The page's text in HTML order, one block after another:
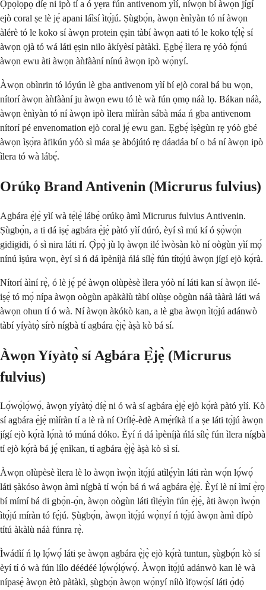
Ọ̀pọ̀lọpọ̀ díẹ̀ ni ipò tí a ó yẹra fún antivenom yìí, níwọ̀n bí àwọn jígí
ejò coral ṣe lè jẹ́ apani láìsí ìtọ́jú. Ṣùgbọ́n, àwọn ènìyàn tó ní àwọn
àlérè tó le koko sí àwọn protein ẹṣin tàbí àwọn aati tó le koko tẹ́lẹ̀ sí
àwọn ọjà tó wá láti ẹṣin nilo àkíyèsí pàtàkì. Ẹgbẹ́ ìlera rẹ yóò fọ́nú
àwọn ewu àti àwọn àǹfààní nínú àwọn ipò wọ̀nyí.
Àwọn obìnrin tó lóyún lè gba antivenom yìí bí ejò coral bá bu wọn,
nítorí àwọn àǹfààní ju àwọn ewu tó lè wà fún ọmọ náà lọ. Bákan náà,
àwọn ènìyàn tó ní àwọn ipò ìlera mìíràn sábà máa ń gba antivenom
nítorí pé envenomation ejò coral jẹ́ ewu gan. Ẹgbẹ́ ìṣègùn rẹ yóò gbé
àwọn ìṣọ́ra àfikún yóò sì máa ṣe àbójútó rẹ dáadáa bí o bá ní àwọn ipò
ìlera tó wà lábẹ́.
Orúkọ Brand Antivenin (Micrurus fulvius)
Agbára ẹ̀jẹ̀ yìí wà tẹ́lẹ̀ lábẹ́ orúkọ àmì Micrurus fulvius Antivenin.
Ṣùgbọ́n, a ti dá iṣẹ́ agbára ẹ̀jẹ̀ pàtó yìí dúró, èyí sì mú kí ó ṣọ̀wọ́n
gidigidi, ó sì nira láti rí. Ọ̀pọ̀ jù lọ àwọn ilé ìwòsàn kò ní oògùn yìí mọ́
nínú ìṣúra wọn, èyí sì ń dá ìpèníjà ńlá sílẹ̀ fún títọ́jú àwọn jígí ejò kọ́rà.
Nítorí àìní rẹ̀, ó lè jẹ́ pé àwọn olùpèsè ìlera yóò ní láti kan sí àwọn ilé-
iṣẹ́ tó mọ́ nípa àwọn oògùn apàkàlù tàbí olùṣe oògùn náà tààrà láti wá
àwọn ohun tí ó wà. Ní àwọn àkókò kan, a lè gba àwọn ìtọ́jú adánwò
tàbí yíyàtọ̀ sírò nígbà tí agbára ẹ̀jẹ̀ àṣà kò bá sí.
Àwọn Yíyàtọ̀ sí Agbára Ẹ̀jẹ̀ (Micrurus
fulvius)
Lọ́wọ́lọ́wọ́, àwọn yíyàtọ̀ díẹ̀ ni ó wà sí agbára ẹ̀jẹ̀ ejò kọ́rà pàtó yìí. Kò
sí agbára ẹ̀jẹ̀ mìíràn tí a lè rà ní Orílẹ̀-èdè Amẹ́ríkà tí a ṣe láti tọ́jú àwọn
jígí ejò kọ́rà lọ́nà tó múná dóko. Èyí ń dá ìpèníjà ńlá sílẹ̀ fún ìlera nígbà
tí ejò kọ́rà bá jẹ́ ẹnìkan, tí agbára ẹ̀jẹ̀ àṣà kò sì sí.
Àwọn olùpèsè ìlera lè lo àwọn ìwọ̀n ìtọ́jú atìlẹ́yìn láti ràn wọ́n lọ́wọ́
láti ṣàkóso àwọn àmì nígbà tí wọ́n bá ń wá agbára ẹ̀jẹ̀. Èyí lè ní ìmí ẹ̀rọ
bí mímí bá di gbọ̀n-ọ́n, àwọn oògùn láti tìlẹ́yìn fún ẹ̀jẹ̀, àti àwọn ìwọ̀n
ìtọ́jú míràn tó fẹ́jú. Ṣùgbọ́n, àwọn ìtọ́jú wọ̀nyí ń tọ́jú àwọn àmì dípò
títú àkàlù náà fúnra rẹ̀.
Ìwádìí ń lọ lọ́wọ́ láti ṣe àwọn agbára ẹ̀jẹ̀ ejò kọ́rà tuntun, ṣùgbọ́n kò sí
èyí tí ó wà fún lílo déédéé lọ́wọ́lọ́wọ́. Àwọn ìtọ́jú adánwò kan lè wà
nípasẹ̀ àwọn ètò pàtàkì, ṣùgbọ́n àwọn wọ̀nyí nílò ìfọwọ́sí láti ọ̀dọ̀